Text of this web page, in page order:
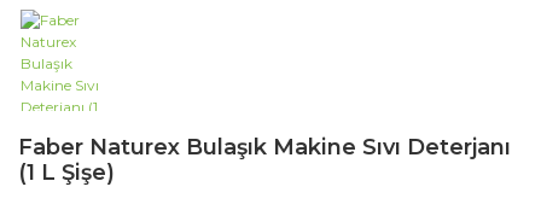
Faber Naturex Bulaşık Makine Sıvı Deterjanı
(1 L Şişe)